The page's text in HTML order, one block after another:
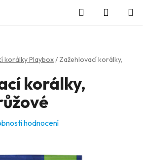
Hledat
KOŠÍK
korálky Playbox/ Zažehlovací korálky,
korálky,
hodnocení